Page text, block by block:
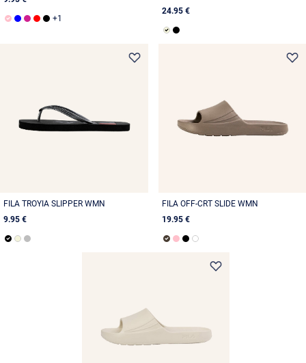
24.95 €
FILA TROYIA SLIPPER WMN
9.95 €
FILA OFF-CRT SLIDE WMN
19.95 €